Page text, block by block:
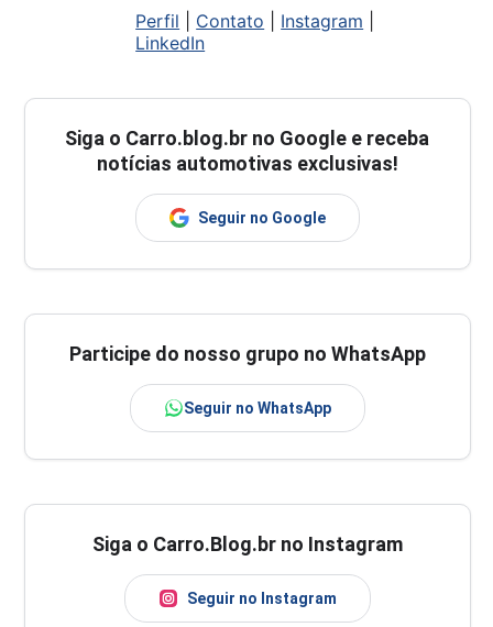
Perfil Contato Instagram
LinkedIn
Siga o Carro.blog.br no Google e receba
notícias automotivas exclusivas!
Seguir no Google
Participe do nosso grupo no WhatsApp
Seguir no WhatsApp
Siga o Carro.Blog.br no Instagram
Seguir no Instagram